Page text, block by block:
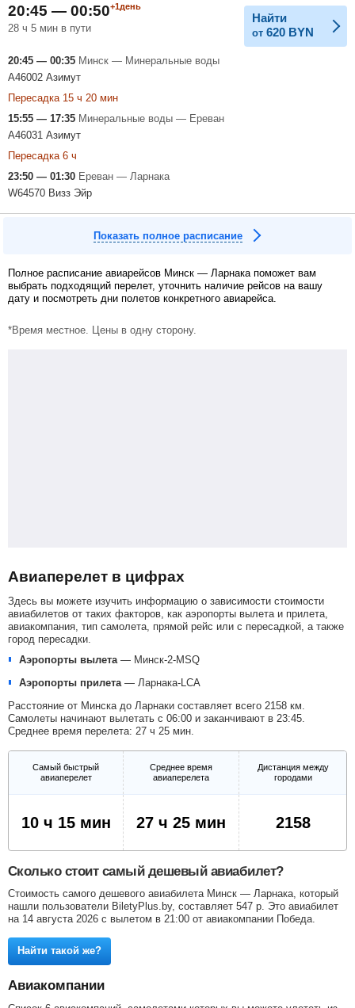
20:45 — 00:50+1день
28 ч 5 мин в пути
Найти
от 620 BYN
20:45 — 00:35 Минск — Минеральные воды
A46002 Азимут
Пересадка 15 ч 20 мин
15:55 — 17:35 Минеральные воды — Ереван
A46031 Азимут
Пересадка 6 ч
23:50 — 01:30 Ереван — Ларнака
W64570 Визз Эйр
Показать полное расписание
Полное расписание авиарейсов Минск — Ларнака поможет вам
выбрать подходящий перелет, уточнить наличие рейсов на вашу
дату и посмотреть дни полетов конкретного авиарейса.
*Время местное. Цены в одну сторону.
Авиаперелет в цифрах
Здесь вы можете изучить информацию о зависимости стоимости
авиабилетов от таких факторов, как аэропорты вылета и прилета,
авиакомпания, тип самолета, прямой рейс или с пересадкой, а также
город пересадки.
Аэропорты вылета — Минск-2-MSQ
Аэропорты прилета — Ларнака-LCA
Расстояние от Минска до Ларнаки составляет всего 2158 км.
Самолеты начинают вылетать с 06:00 и заканчивают в 23:45.
Среднее время перелета: 27 ч 25 мин.
Самый быстрый
авиаперелет
Среднее время
авиаперелета
Дистанция между
городами
10 ч 15 мин 27 ч 25 мин 2158
Сколько стоит самый дешевый авиабилет?
Стоимость самого дешевого авиабилета Минск — Ларнака, который
нашли пользователи BiletyPlus.by, составляет 547 р . Это авиабилет
на 14 августа 2026 с вылетом в 21:00 от авиакомпании Победа.
Найти такой же?
Авиакомпании